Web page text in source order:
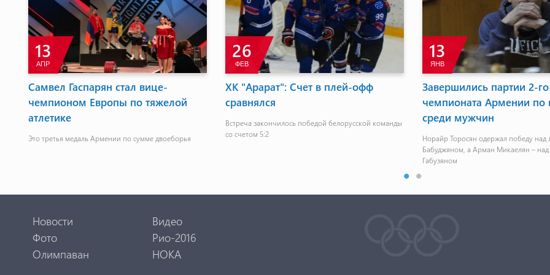
13
АПР
Самвел Гаспарян стал вице-
чемпионом Европы по тяжелой
атлетике
Это третья медаль Армении по сумме двоеборья
26
ФЕВ
ХК "Арарат": Счет в плей-офф
сравнялся
Встреча закончилось победой белорусской команды
со счетом 5:2
13
ЯНВ
Завершились партии 2-го
чемпионата Армении по
среди мужчин
Норайр Торосян одержал победу над
Бабуджяном, а Арман Микаелян – над
Габузяном
Новости
Видео
Фото
Рио-2016
Олимпаван
НОКА